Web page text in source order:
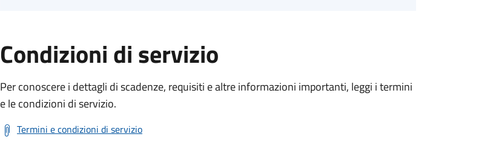
Condizioni di servizio
Per conoscere i dettagli di scadenze, requisiti e altre informazioni importanti, leggi i termini
e le condizioni di servizio.
Termini e condizioni di servizio